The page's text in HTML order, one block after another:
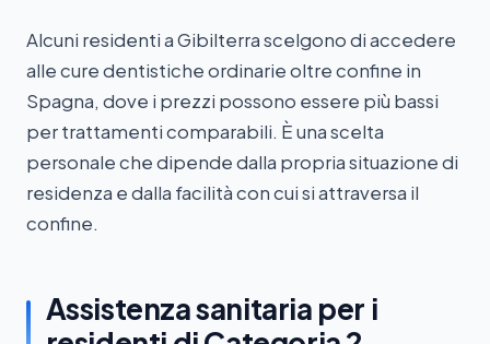
Alcuni residenti a Gibilterra scelgono di accedere
alle cure dentistiche ordinarie oltre confine in
Spagna, dove i prezzi possono essere più bassi
per trattamenti comparabili. È una scelta
personale che dipende dalla propria situazione di
residenza e dalla facilità con cui si attraversa il
confine.
Assistenza sanitaria per i